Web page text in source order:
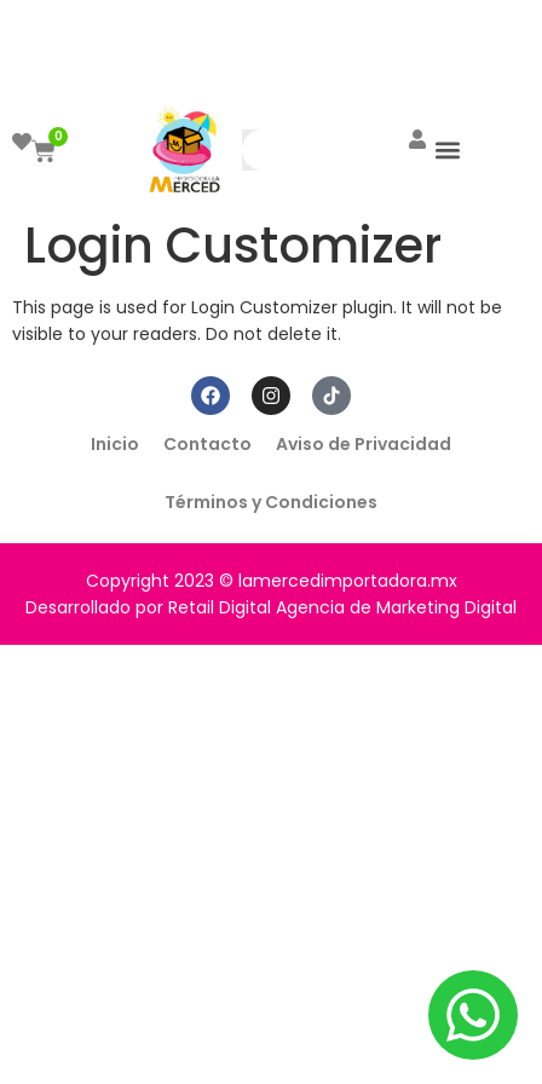
0
Login Customizer
This page is used for Login Customizer plugin. It will not be
visible to your readers. Do not delete it.
Inicio Contacto Aviso de Privacidad
Términos y Condiciones
Copyright 2023 © lamercedimportadora.mx
Desarrollado por Retail Digital Agencia de Marketing Digital